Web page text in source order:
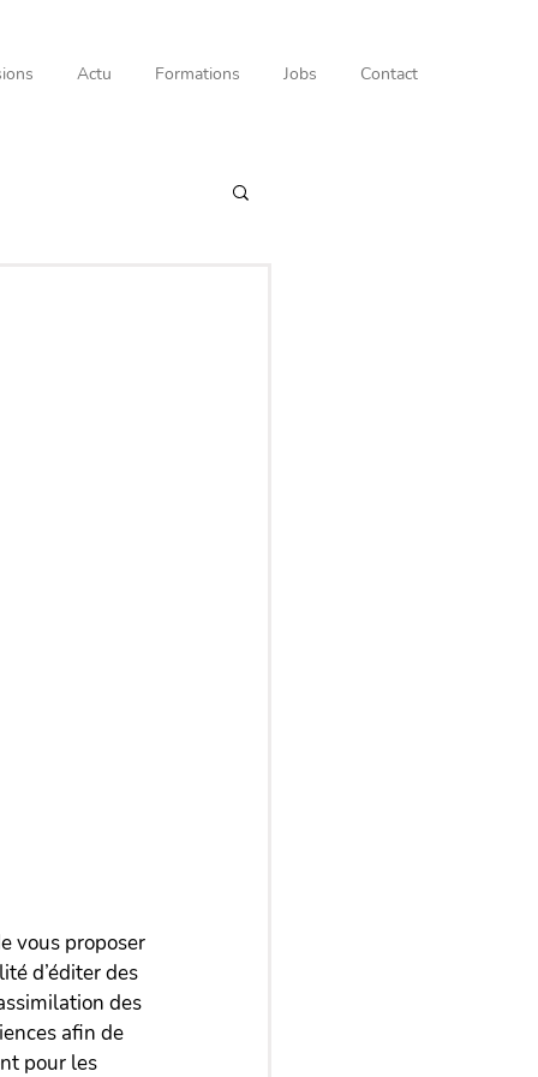
Actu Formations Jobs Contact
vous proposer
d’éditer des
des
afin de
pour les